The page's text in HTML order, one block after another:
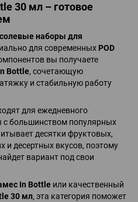
30 мл – готовое
солевые наборы для
для современных POD
вы получаете
Bottle, сочетающую
и стабильную работу
для ежедневного
с большинством популярных
десятки фруктовых,
десертных вкусов, поэтому
вариант под свои
In Bottle или качественный
30 мл, эта категория поможет